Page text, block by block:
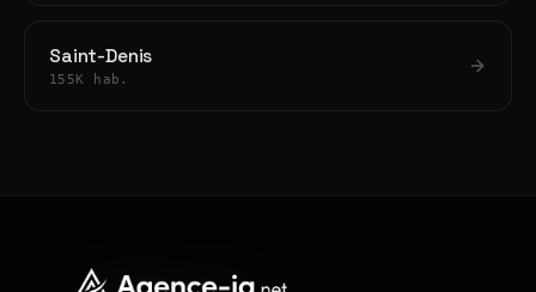
Saint-Denis
155K hab.